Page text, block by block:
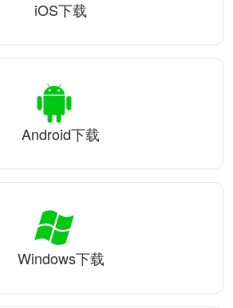
iOS下载
Android下载
Windows下载